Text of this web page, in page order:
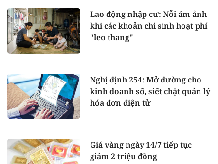
Lao động nhập cư: Nỗi ám ảnh
khi các khoản chi sinh hoạt phí
"leo thang"
Nghị định 254: Mở đường cho
kinh doanh số, siết chặt quản lý
hóa đơn điện tử
Giá vàng ngày 14/7 tiếp tục
giảm 2 triệu đồng